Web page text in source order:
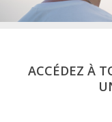
ACCÉDEZ À